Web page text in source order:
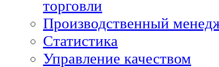
торговли
Производственный
Статистика
Управление качеством